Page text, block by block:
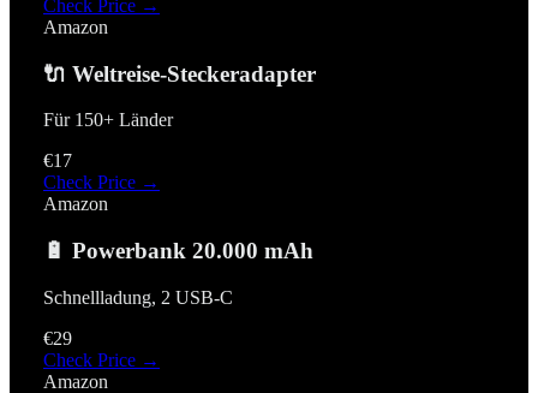
Check Price →
Amazon
🔌 Weltreise-Steckeradapter
Für 150+ Länder
€17
Check Price →
Amazon
🔋 Powerbank 20.000 mAh
Schnellladung, 2 USB-C
€29
Check Price →
Amazon